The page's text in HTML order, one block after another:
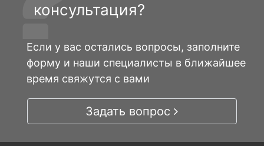
консультация?
Если у вас остались вопросы, заполните
форму и наши специалисты в ближайшее
время свяжутся с вами
Задать вопрос